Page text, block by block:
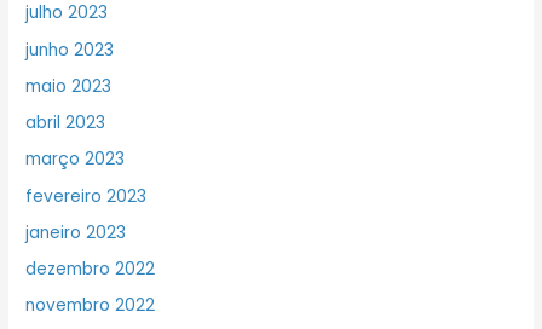
julho 2023
junho 2023
maio 2023
abril 2023
março 2023
fevereiro 2023
janeiro 2023
dezembro 2022
novembro 2022